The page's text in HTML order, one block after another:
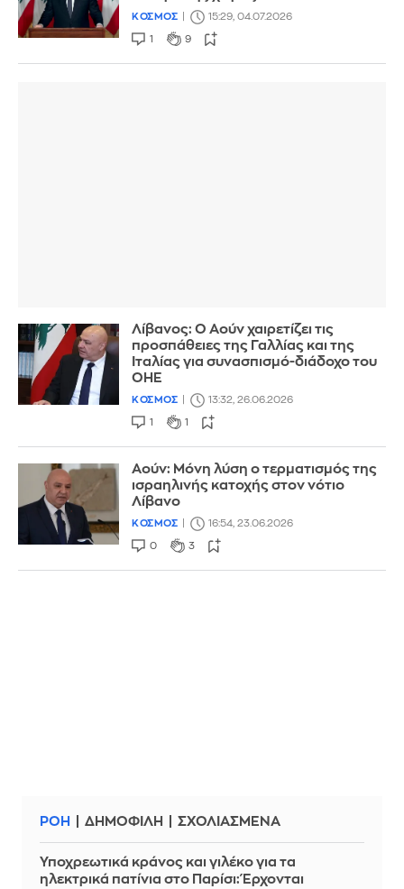
ΚΟΣΜΟΣ 15:29, 04.07.2026
1 9
Λίβανος: Ο Αούν χαιρετίζει τις
προσπάθειες της Γαλλίας και της
Ιταλίας για συνασπισμό-διάδοχο του
ΟΗΕ
ΚΟΣΜΟΣ 13:32, 26.06.2026
1 1
Αούν: Μόνη λύση ο τερματισμός της
ισραηλινής κατοχής στον νότιο
Λίβανο
ΚΟΣΜΟΣ 16:54, 23.06.2026
0 3
ΡΟΗ ΔΗΜΟΦΙΛΗ ΣΧΟΛΙΑΣΜΕΝΑ
Υποχρεωτικά κράνος και γιλέκο για τα
ηλεκτρικά πατίνια στο Παρίσι: Έρχονται